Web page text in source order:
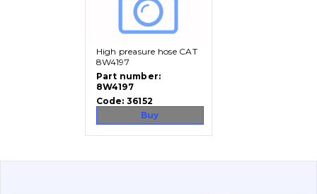
Filters and lubricants
High preasure hose CAT
8W4197
Part number:
8W4197
Code: 36152
Buy